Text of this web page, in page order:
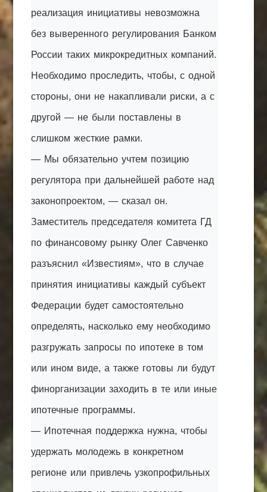
реализация инициативы невозможна
без выверенного регулирования Банком
России таких микрокредитных компаний.
Необходимо проследить, чтобы, с одной
стороны, они не накапливали риски, а с
другой — не были поставлены в
слишком жесткие рамки.
— Мы обязательно учтем позицию
регулятора при дальнейшей работе над
законопроектом, — сказал он.
Заместитель председателя комитета ГД
по финансовому рынку Олег Савченко
разъяснил «Известиям», что в случае
принятия инициативы каждый субъект
Федерации будет самостоятельно
определять, насколько ему необходимо
разгружать запросы по ипотеке в том
или ином виде, а также готовы ли будут
финорганизации заходить в те или иные
ипотечные программы.
— Ипотечная поддержка нужна, чтобы
удержать молодежь в конкретном
регионе или привлечь узкопрофильных